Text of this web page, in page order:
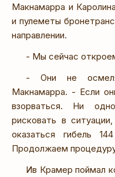
Макнамарра и
и пулеметы
направлении.
- Мы сейчас
- Они не
Макнамарра. - Если
взорваться. Ни
рисковать в
оказаться гибель
Продолжаем
Ив Крамер поймал